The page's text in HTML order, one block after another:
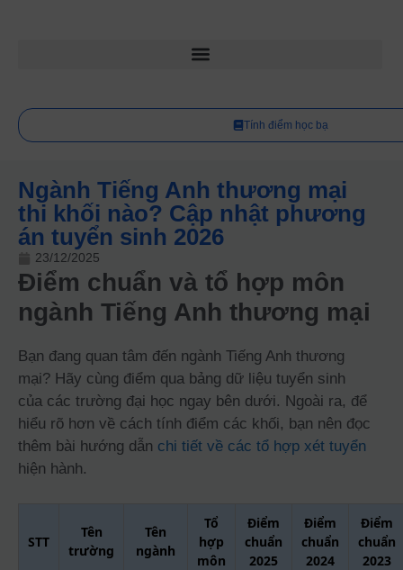
Tính điểm học bạ
Ngành Tiếng Anh thương mại
thi khối nào? Cập nhật phương
án tuyển sinh 2026
23/12/2025
Điểm chuẩn và tổ hợp môn
ngành Tiếng Anh thương mại
Bạn đang quan tâm đến ngành Tiếng Anh thương
mại? Hãy cùng điểm qua bảng dữ liệu tuyển sinh
của các trường đại học ngay bên dưới. Ngoài ra, để
hiểu rõ hơn về cách tính điểm các khối, bạn nên đọc
thêm bài hướng dẫn chi tiết về các tổ hợp xét tuyển
hiện hành.
STT
Tên
trường
Tên
ngành
Tổ
hợp
môn
Điểm
chuẩn
2025
Điểm
chuẩn
2024
Điểm
chuẩn
2023